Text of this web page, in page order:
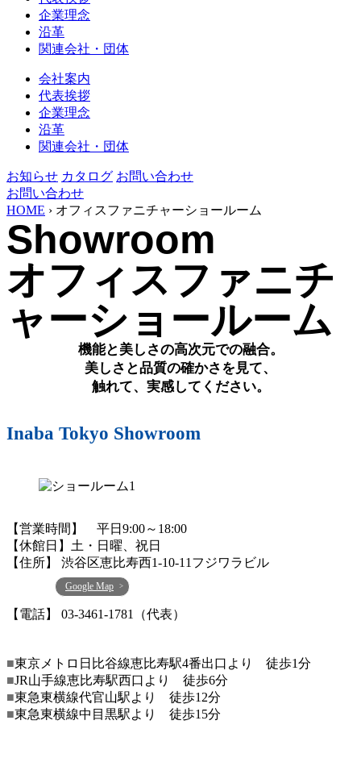
企業理念
沿革
関連会社・団体
会社案内
代表挨拶
企業理念
沿革
関連会社・団体
お知らせ カタログ お問い合わせ
お問い合わせ
HOME › オフィスファニチャーショールーム
Showroom
オフィスファニチ
ャーショールーム
機能と美しさの高次元での融合。
美しさと品質の確かさを見て、
触れて、実感してください。
Inaba Tokyo Showroom
【営業時間】 平日9:00～18:00
【休館日】土・日曜、祝日
【住所】 渋谷区恵比寿西1-10-11フジワラビル
Google Map
【電話】 03-3461-1781（代表）
■東京メトロ日比谷線恵比寿駅4番出口より 徒歩1分
■JR山手線恵比寿駅西口より 徒歩6分
■東急東横線代官山駅より 徒歩12分
■東急東横線中目黒駅より 徒歩15分